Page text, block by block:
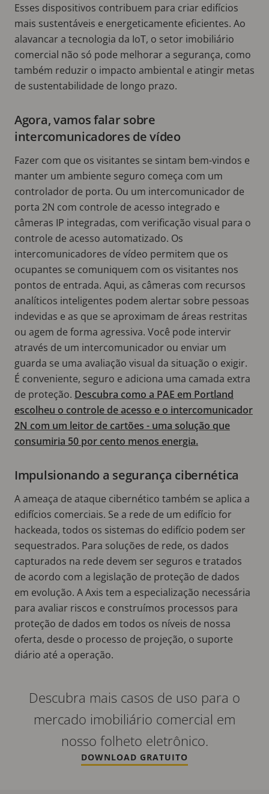
Esses dispositivos contribuem para criar edifícios
mais sustentáveis e energeticamente eficientes. Ao
alavancar a tecnologia da IoT, o setor imobiliário
comercial não só pode melhorar a segurança, como
também reduzir o impacto ambiental e atingir metas
de sustentabilidade de longo prazo.
Agora, vamos falar sobre
intercomunicadores de vídeo
Fazer com que os visitantes se sintam bem-vindos e
manter um ambiente seguro começa com um
controlador de porta. Ou um intercomunicador de
porta 2N com controle de acesso integrado e
câmeras IP integradas, com verificação visual para o
controle de acesso automatizado. Os
intercomunicadores de vídeo permitem que os
ocupantes se comuniquem com os visitantes nos
pontos de entrada. Aqui, as câmeras com recursos
analíticos inteligentes podem alertar sobre pessoas
indevidas e as que se aproximam de áreas restritas
ou agem de forma agressiva. Você pode intervir
através de um intercomunicador ou enviar um
guarda se uma avaliação visual da situação o exigir.
É conveniente, seguro e adiciona uma camada extra
de proteção. Descubra como a PAE em Portland
escolheu o controle de acesso e o intercomunicador
2N com um leitor de cartões - uma solução que
consumiria 50 por cento menos energia.
Impulsionando a segurança cibernética
A ameaça de ataque cibernético também se aplica a
edifícios comerciais. Se a rede de um edifício for
hackeada, todos os sistemas do edifício podem ser
sequestrados. Para soluções de rede, os dados
capturados na rede devem ser seguros e tratados
de acordo com a legislação de proteção de dados
em evolução. A Axis tem a especialização necessária
para avaliar riscos e construímos processos para
proteção de dados em todos os níveis de nossa
oferta, desde o processo de projeção, o suporte
diário até a operação.
Descubra mais casos de uso para o
mercado imobiliário comercial em
nosso folheto eletrônico.
DOWNLOAD GRATUITO